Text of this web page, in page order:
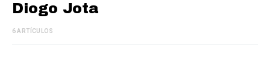
Diogo Jota
6 ARTÍCULOS